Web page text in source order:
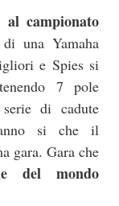
campionato
una Yamaha
e Spies si
7 pole
di cadute
si che il
gara. Gara che
del mondo